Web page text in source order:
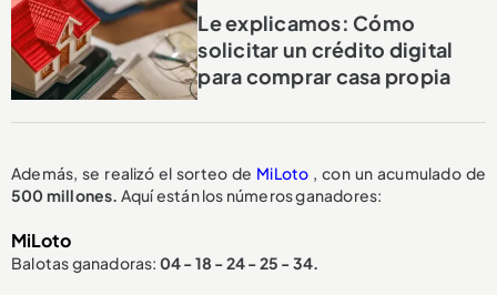
Le explicamos: Cómo
solicitar un crédito digital
para comprar casa propia
Además, se realizó el sorteo de MiLoto , con un acumulado de
500 millones. Aquí están los números ganadores:
MiLoto
Balotas ganadoras: 04 - 18 - 24 - 25 - 34.